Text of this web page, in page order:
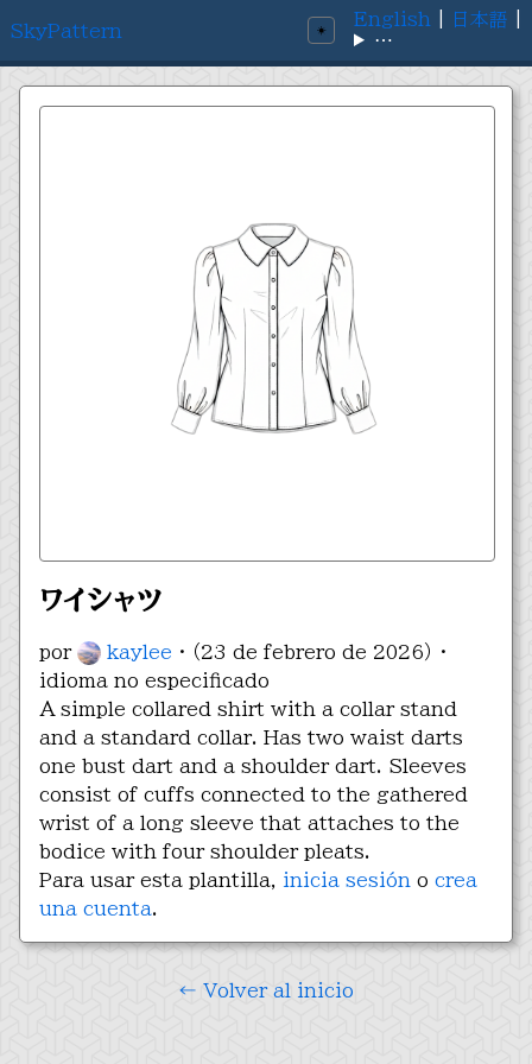
SkyPattern ☀️
English 日本語
⋯
ワイシャツ
por kaylee · （23 de febrero de 2026） ·
idioma no especificado
A simple collared shirt with a collar stand
and a standard collar. Has two waist darts
one bust dart and a shoulder dart. Sleeves
consist of cuffs connected to the gathered
wrist of a long sleeve that attaches to the
bodice with four shoulder pleats.
Para usar esta plantilla, inicia sesión o crea
una cuenta.
← Volver al inicio